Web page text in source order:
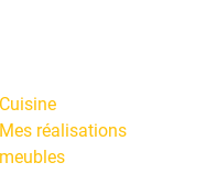
Cuisine
Mes réalisations
meubles